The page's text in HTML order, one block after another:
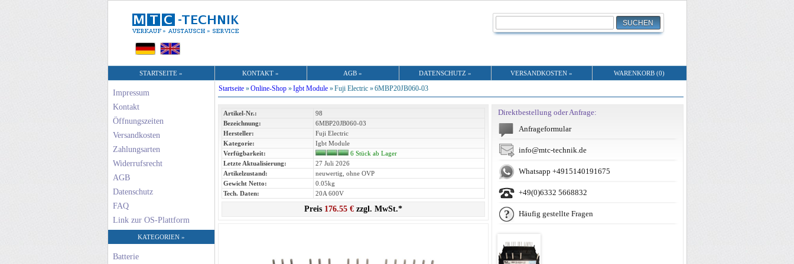
STARTSEITE » KONTAKT » AGB » DATENSCHUTZ » VERSANDKOSTEN » WARENKORB (0)
Impressum
Kontakt
Öffnungszeiten
Versandkosten
Zahlungsarten
Widerrufsrecht
AGB
Datenschutz
FAQ
Link zur OS-Plattform
KATEGORIEN »
Batterie
Startseite»Online-Shop»Igbt Module»Fuji Electric »6MBP20JB060-03
Artikel-Nr.:
98
Bezeichnung:
6MBP20JB060-03
Hersteller:
Fuji Electric
Kategorie:
Igbt Module
Verfügbarkeit:
6 Stück ab Lager
Letzte Aktualisierung:
27 Juli 2026
Artikelzustand:
neuwertig, ohne OVP
Gewicht Netto:
0.05kg
Tech. Daten:
20A 600V
Preis 176.55 €zzgl. MwSt.*
Direktbestellung oder Anfrage:
Anfrageformular
info@mtc-technik.de
Whatsapp +4915140191675
+49(0)6332 5668832
Häufig gestellte Fragen